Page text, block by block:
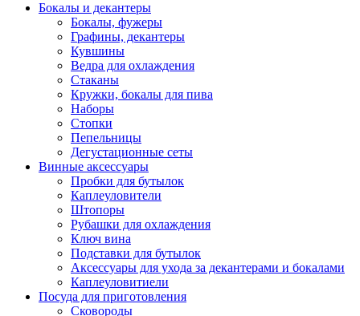
Бокалы и декантеры
Бокалы, фужеры
Графины, декантеры
Кувшины
Ведра для охлаждения
Стаканы
Кружки, бокалы для пива
Наборы
Стопки
Пепельницы
Дегустационные сеты
Винные аксессуары
Пробки для бутылок
Каплеуловители
Штопоры
Рубашки для охлаждения
Ключ вина
Подставки для бутылок
Аксессуары для ухода за декантерами и бокалами
Каплеуловитиели
Посуда для приготовления
Сковороды